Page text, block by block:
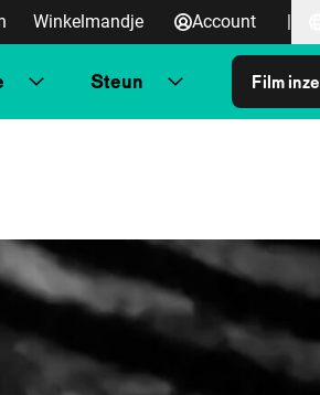
Winkelmandje Account |
Steun Film